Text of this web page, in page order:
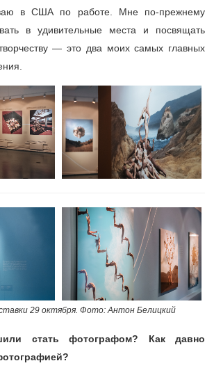
в США по работе. Мне по-прежнему
в удивительные места и посвящать
— это два моих самых главных
29 октября. Фото: Антон Белицкий
стать фотографом? Как давно